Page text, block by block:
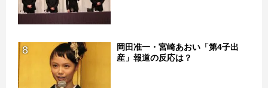
8
岡田准一・宮崎あおい「第4子出
産」報道の反応は？